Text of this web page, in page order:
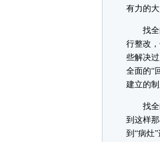
有力的大
找全问
行整改
些解决
全面的“
建立的
找全问
到这样
到“病灶